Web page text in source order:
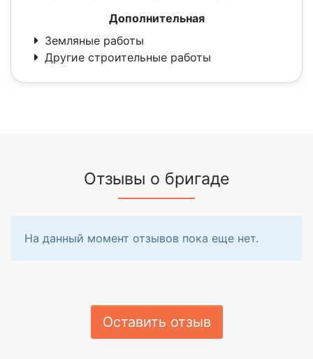
Дополнительная
Земляные работы
Другие строительные работы
Отзывы о бригаде
На данный момент отзывов пока еще нет.
Оставить отзыв